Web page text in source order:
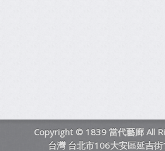
Copyright © 1839 當代藝廊 All
台灣 台北市106大安區延吉